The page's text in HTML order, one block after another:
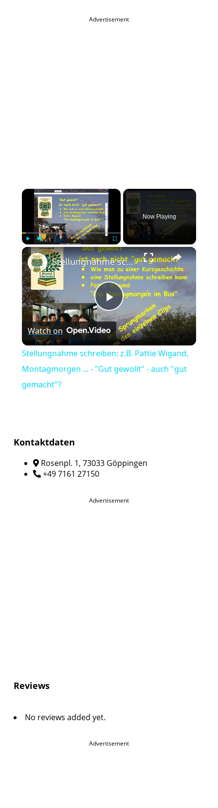
Advertisement
×
Play Unmute Fullscreen
Now Playing
×
Play
Video
Stellungnahme schreiben: z.B. Pattie Wigand, Montagmorgen ... - "Gut gewollt" - auch "gut gemacht"?
Watch on
Stellungnahme schreiben: z.B. Pattie Wigand,
Montagmorgen ... - "Gut gewollt" - auch "gut
gemacht"?
Kontaktdaten
Rosenpl. 1, 73033 Göppingen
+49 7161 27150
Advertisement
Reviews
No reviews added yet.
Advertisement